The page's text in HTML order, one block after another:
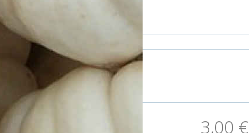
détaillée
: 12 graines
de graines par sachet : 12 graines
couverte : 14 m²
3,00 €